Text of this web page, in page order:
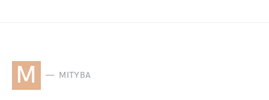
M MITYBA